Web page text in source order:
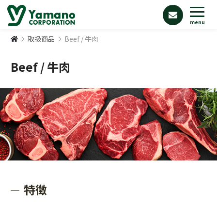
menu
取扱商品 Beef / 牛肉
Beef / 牛肉
特徴